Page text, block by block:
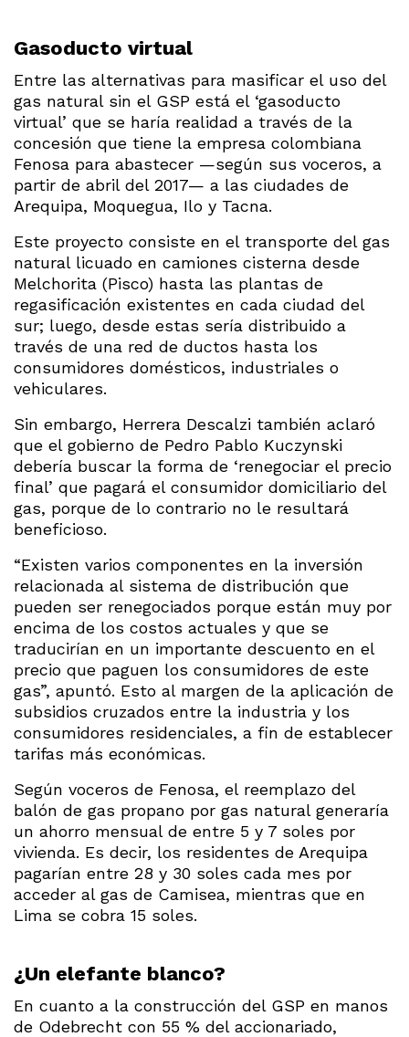
Gasoducto virtual
Entre las alternativas para masificar el uso del
gas natural sin el GSP está el ‘gasoducto
virtual’ que se haría realidad a través de la
concesión que tiene la empresa colombiana
Fenosa para abastecer —según sus voceros, a
partir de abril del 2017— a las ciudades de
Arequipa, Moquegua, Ilo y Tacna.
Este proyecto consiste en el transporte del gas
natural licuado en camiones cisterna desde
Melchorita (Pisco) hasta las plantas de
regasificación existentes en cada ciudad del
sur; luego, desde estas sería distribuido a
través de una red de ductos hasta los
consumidores domésticos, industriales o
vehiculares.
Sin embargo, Herrera Descalzi también aclaró
que el gobierno de Pedro Pablo Kuczynski
debería buscar la forma de ‘renegociar el precio
final’ que pagará el consumidor domiciliario del
gas, porque de lo contrario no le resultará
beneficioso.
“Existen varios componentes en la inversión
relacionada al sistema de distribución que
pueden ser renegociados porque están muy por
encima de los costos actuales y que se
traducirían en un importante descuento en el
precio que paguen los consumidores de este
gas”, apuntó. Esto al margen de la aplicación de
subsidios cruzados entre la industria y los
consumidores residenciales, a fin de establecer
tarifas más económicas.
Según voceros de Fenosa, el reemplazo del
balón de gas propano por gas natural generaría
un ahorro mensual de entre 5 y 7 soles por
vivienda. Es decir, los residentes de Arequipa
pagarían entre 28 y 30 soles cada mes por
acceder al gas de Camisea, mientras que en
Lima se cobra 15 soles.
¿Un elefante blanco?
En cuanto a la construcción del GSP en manos
de Odebrecht con 55 % del accionariado,